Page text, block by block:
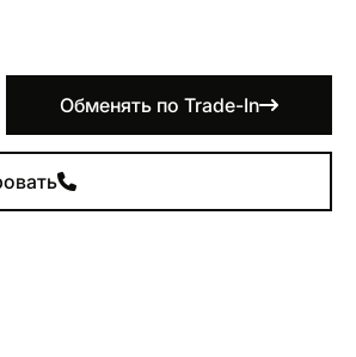
Обменять по Trade-In